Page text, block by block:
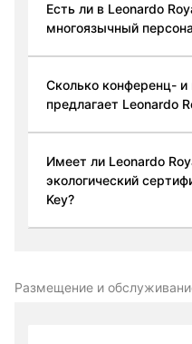
Есть ли в Leonardo
многоязычный
Сколько конференц- и
предлагает Leonardo
Имеет ли Leonardo
экологический
Key?
Размещение и